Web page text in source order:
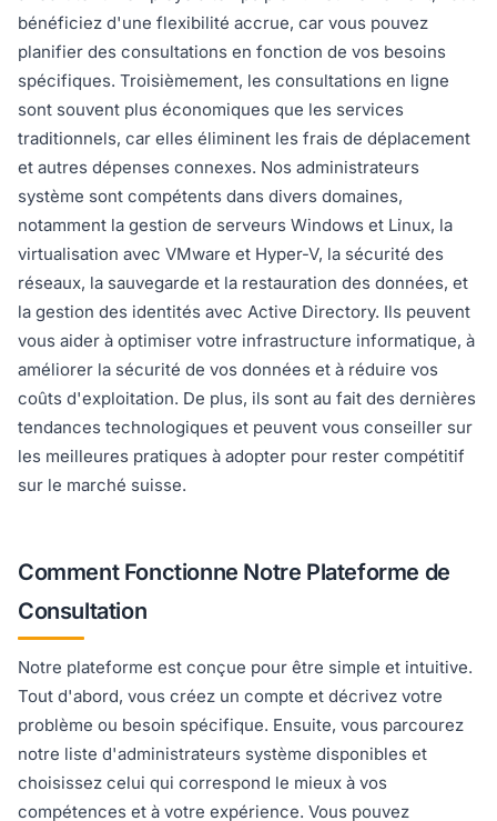
bénéficiez d'une flexibilité accrue, car vous pouvez
planifier des consultations en fonction de vos besoins
spécifiques. Troisièmement, les consultations en ligne
sont souvent plus économiques que les services
traditionnels, car elles éliminent les frais de déplacement
et autres dépenses connexes. Nos administrateurs
système sont compétents dans divers domaines,
notamment la gestion de serveurs Windows et Linux, la
virtualisation avec VMware et Hyper-V, la sécurité des
réseaux, la sauvegarde et la restauration des données, et
la gestion des identités avec Active Directory. Ils peuvent
vous aider à optimiser votre infrastructure informatique, à
améliorer la sécurité de vos données et à réduire vos
coûts d'exploitation. De plus, ils sont au fait des dernières
tendances technologiques et peuvent vous conseiller sur
les meilleures pratiques à adopter pour rester compétitif
sur le marché suisse.
Comment Fonctionne Notre Plateforme de
Consultation
Notre plateforme est conçue pour être simple et intuitive.
Tout d'abord, vous créez un compte et décrivez votre
problème ou besoin spécifique. Ensuite, vous parcourez
notre liste d'administrateurs système disponibles et
choisissez celui qui correspond le mieux à vos
compétences et à votre expérience. Vous pouvez